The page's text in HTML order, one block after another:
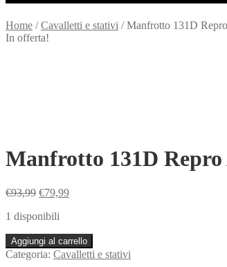
Home /Cavalletti e stativi /Manfrotto 131D
In offerta!
Manfrotto 131D Repro
€93,99 Il
originale
€93,99.
€79,99Il
€79,99.
1 disponibili
Manfrotto
131D
Repro
Aggiungi al carrello
Categoria: Cavalletti e stativi